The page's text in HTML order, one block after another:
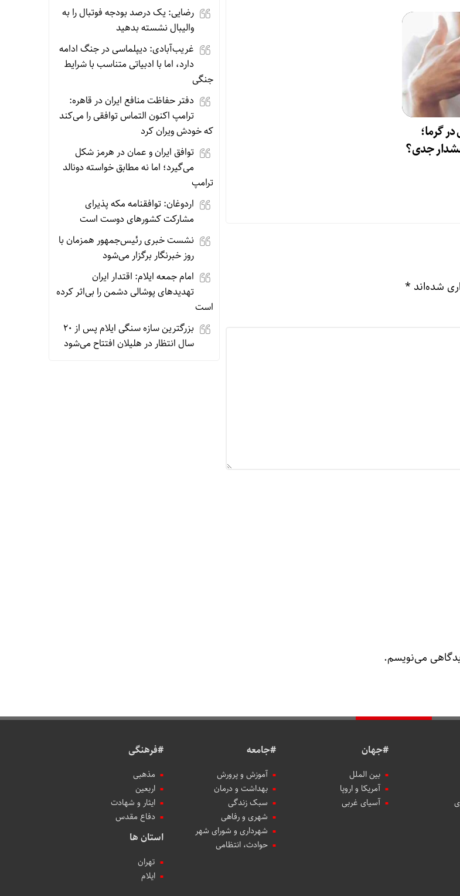
گرما؛
جدی؟
شده‌اند *
می‌نویسم.
رضایی: یک درصد بودجه فوتبال را به
والیبال نشسته بدهید
غریب‌آبادی: دیپلماسی در جنگ ادامه
دارد، اما با ادبیاتی متناسب با شرایط
جنگی
دفتر حفاظت منافع ایران در قاهره:
ترامپ اکنون التماس توافقی را می‌کند
که خودش ویران کرد
توافق ایران و عمان در هرمز شکل
می‌گیرد؛ اما نه مطابق خواسته دونالد
ترامپ
اردوغان: توافقنامه مکه پذیرای
مشارکت کشورهای دوست است
نشست خبری رئیس‌جمهور همزمان با
روز خبرنگار برگزار می‌شود
امام جمعه ایلام: اقتدار ایران
تهدیدهای پوشالی دشمن را بی‌اثر کرده
است
بزرگترین سازه سنگی ایلام پس از ۲۰
سال انتظار در هلیلان افتتاح می‌شود
#جهان
بین الملل
آمریکا و اروپا
آسیای غربی
#جامعه
آموزش و پرورش
بهداشت و درمان
سبک زندگی
شهری و رفاهی
شهرداری و شورای شهر
حوادث، انتظامی
#فرهنگی
مذهبی
اربعین
ایثار و شهادت
دفاع مقدس
استان ها
تهران
ایلام